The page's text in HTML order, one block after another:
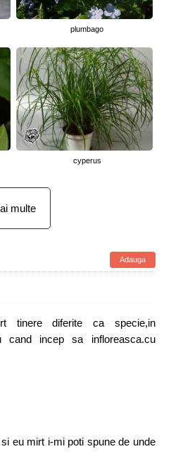
plumbago
cyperus
multe
Adauga
tinere diferite ca specie,in
cand incep sa infloreasca.cu
eu mirt i-mi poti spune de unde